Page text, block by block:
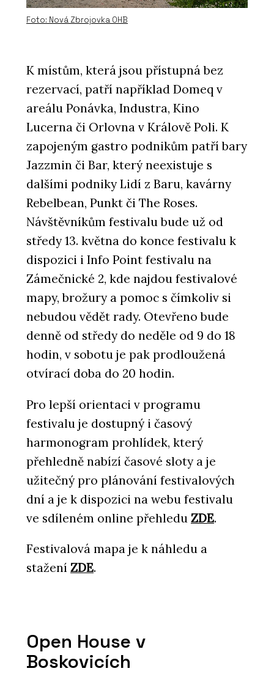
Foto: Nová Zbrojovka OHB
K místům, která jsou přístupná bez
rezervací, patří například Domeq v
areálu Ponávka, Industra, Kino
Lucerna či Orlovna v Králově Poli. K
zapojeným gastro podnikům patří bary
Jazzmin či Bar, který neexistuje s
dalšími podniky Lidí z Baru, kavárny
Rebelbean, Punkt či The Roses.
Návštěvníkům festivalu bude už od
středy 13. května do konce festivalu k
dispozici i Info Point festivalu na
Zámečnické 2, kde najdou festivalové
mapy, brožury a pomoc s čímkoliv si
nebudou vědět rady. Otevřeno bude
denně od středy do neděle od 9 do 18
hodin, v sobotu je pak prodloužená
otvírací doba do 20 hodin.
Pro lepší orientaci v programu
festivalu je dostupný i časový
harmonogram prohlídek, který
přehledně nabízí časové sloty a je
užitečný pro plánování festivalových
dní a je k dispozici na webu festivalu
ve sdíleném online přehledu ZDE.
Festivalová mapa je k náhledu a
stažení ZDE.
Open House v
Boskovicích